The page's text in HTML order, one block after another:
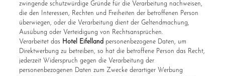
zwingende schutzwürdige Gründe für die Verarbeitung nachweisen,
die den Interessen, Rechten und Freiheiten der betroffenen Person
überwiegen, oder die Verarbeitung dient der Geltendmachung,
Ausübung oder Verteidigung von Rechtsansprüchen.
Verarbeitet das Hotel Eifelland personenbezogene Daten, um
Direktwerbung zu betreiben, so hat die betroffene Person das Recht,
jederzeit Widerspruch gegen die Verarbeitung der
personenbezogenen Daten zum Zwecke derartiger Werbung